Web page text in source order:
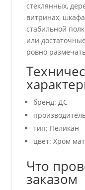
стеклянных,
витринах,
стабильной
или
ровно
бренд: ДС
тип: Пеликан
цвет: Хром
Что
заказом